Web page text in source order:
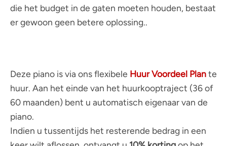
die het budget in de gaten moeten houden, bestaat
er gewoon geen betere oplossing..
Deze piano is via ons flexibele Huur Voordeel Plante
huur. Aan het einde van het huurkooptraject (36 of
60 maanden) bent u automatisch eigenaar van de
piano.
Indien u tussentijds het resterende bedrag in een